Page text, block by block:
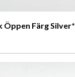
Öppen Färg Silver*